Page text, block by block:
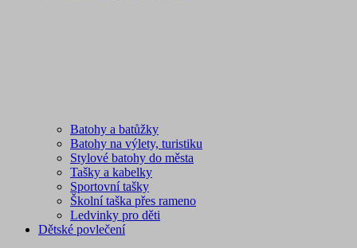
Batohy a batůžky
Batohy na výlety, turistiku
Stylové batohy do města
Tašky a kabelky
Sportovní tašky
Školní taška přes rameno
Ledvinky pro děti
Dětské povlečení